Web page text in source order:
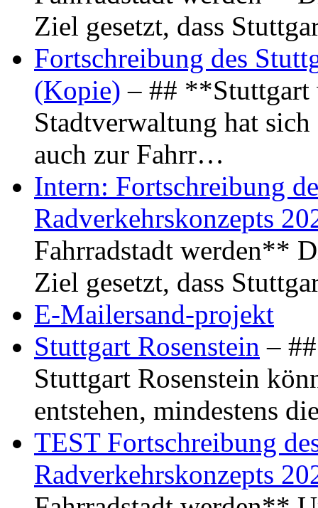
Ziel gesetzt, dass
Fortschreibung des
(Kopie) – ## **Stuttgart
Stadtverwaltung hat
auch zur Fahrr…
Intern: Fortschreibung
Radverkehrskonzepts
Fahrradstadt werden**
Ziel gesetzt, dass
E-Mailersand-projekt
Stuttgart Rosenstein –
Stuttgart Rosenstein
entstehen, mindestens
TEST Fortschreibung
Radverkehrskonzepts